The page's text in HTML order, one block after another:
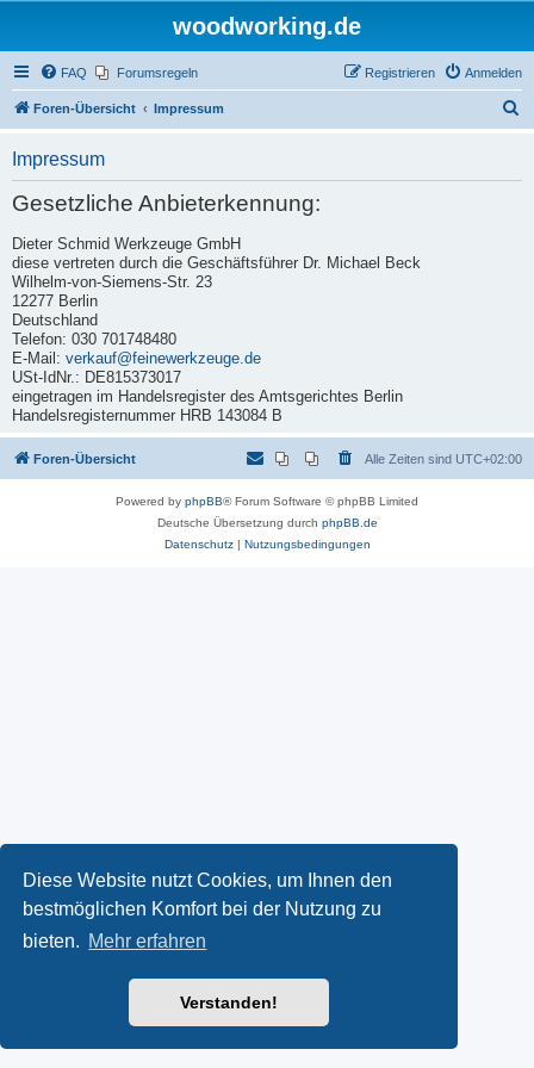
Diese Website nutzt Cookies, um Ihnen den
bestmöglichen Komfort bei der Nutzung zu
bieten. Mehr erfahren
Verstanden!
woodworking.de
FAQ Forumsregeln Anmelden
Registrieren
Foren-Übersicht Impressum
Impressum
Gesetzliche Anbieterkennung:
Dieter Schmid Werkzeuge GmbH
diese vertreten durch die Geschäftsführer Dr. Michael Beck
Wilhelm-von-Siemens-Str. 23
12277 Berlin
Deutschland
Telefon: 030 701748480
E-Mail: verkauf@feinewerkzeuge.de
USt-IdNr.: DE815373017
eingetragen im Handelsregister des Amtsgerichtes Berlin
Handelsregisternummer HRB 143084 B
Foren-Übersicht Alle Zeiten sind UTC+02:00
Powered by phpBB® Forum Software © phpBB Limited
Deutsche Übersetzung durch phpBB.de
Datenschutz| Nutzungsbedingungen